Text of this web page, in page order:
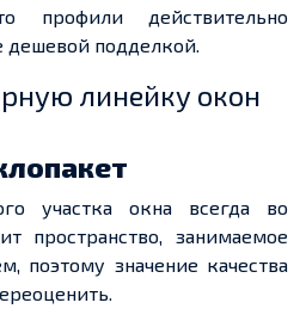
профили действительно
дешевой подделкой.
линейку окон
участка окна всегда во
пространство, занимаемое
поэтому значение качества